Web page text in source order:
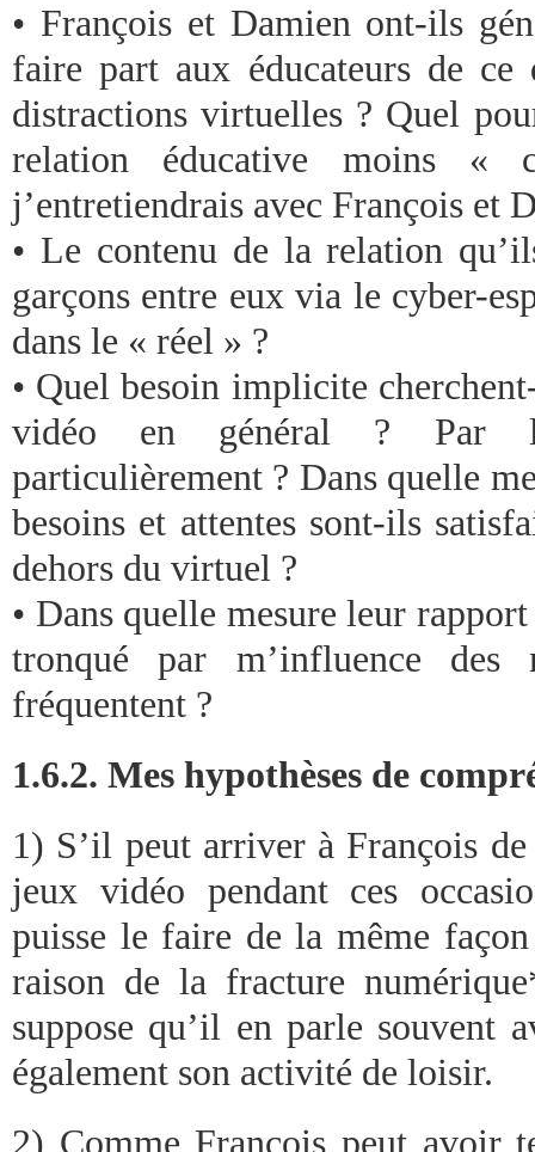
• François et Damien ont-ils
faire part aux éducateurs de ce
distractions virtuelles ? Quel
relation éducative moins «
j’entretiendrais avec François et
• Le contenu de la relation
garçons entre eux via le cyber-
dans le « réel » ?
• Quel besoin implicite
vidéo en général ? Par
particulièrement ? Dans quelle
besoins et attentes sont-ils
dehors du virtuel ?
• Dans quelle mesure leur
tronqué par m’influence des
fréquentent ?
1.6.2. Mes hypothèses de
1) S’il peut arriver à François
jeux vidéo pendant ces
puisse le faire de la même
raison de la fracture
suppose qu’il en parle souvent
également son activité de loisir.
2) Comme François peut avoir